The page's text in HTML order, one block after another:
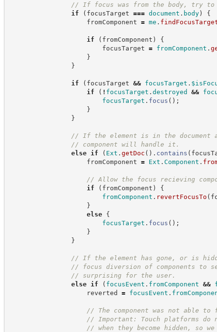
// If focus was from the body, try
if
( focusTarget === document . body)
{
fromComponent = me .
if ( fromComponent )
{
focusTarget = fromComponent .
}
}
if ( focusTarget && focusTarget .
if
( ! focusTarget . destroyed &&
focusTarget . focus ( ) ;
}
}
// If the element is in the document
// component will handle it.
else
if ( Ext . getDoc ( ) . contains (
fromComponent = Ext . Component .
// Allow the focus recieving
if
( fromComponent )
{
fromComponent . revertFocusTo (
}
else
{
focusTarget . focus ( ) ;
}
}
// If the element has gone, or is
// focus diversion of components to
// surprising for the user.
else
if ( focusEvent . fromComponent &&
reverted = focusEvent .
// The component was not able
// Important: Touch platforms do
// when they become hidden, so